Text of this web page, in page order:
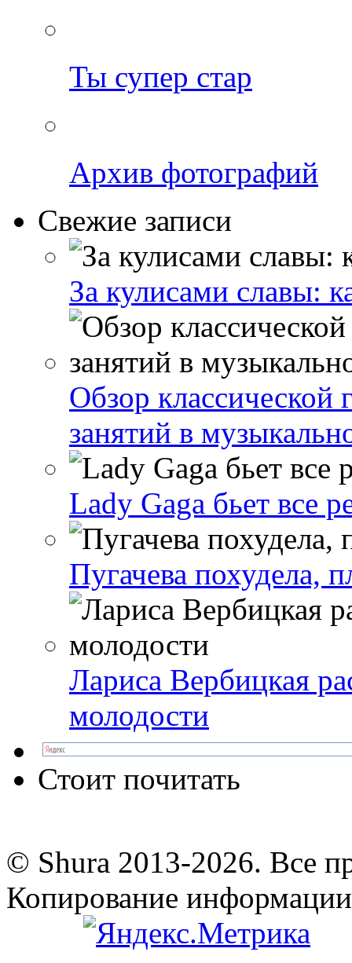
Ты супер стар
Архив фотографий
Свежие записи
За кулисами славы:
Обзор классической
занятий в
Lady Gaga бьет все
Пугачева похудела,
Лариса Вербицкая
молодости
Стоит почитать
© Shura 2013-2026. Все
Копирование